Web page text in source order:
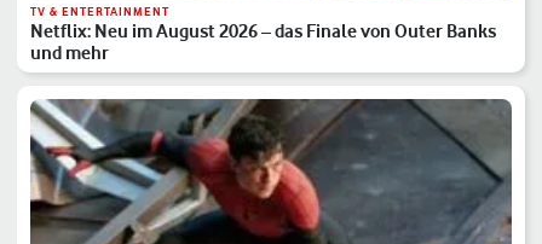
TV & ENTERTAINMENT
Netflix: Neu im August 2026 – das Finale von Outer Banks
und mehr